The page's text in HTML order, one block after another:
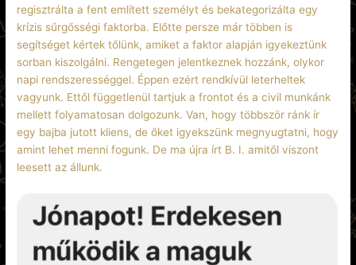
regisztrálta a fent említett személyt és bekategorizálta egy
krízis sűrgősségi faktorba. Előtte persze már többen is
segítséget kértek tőlünk, amiket a faktor alapján igyekeztünk
sorban kiszolgálni. Rengetegen jelentkeznek hozzánk, olykor
napi rendszerességgel. Éppen ezért rendkívül leterheltek
vagyunk. Ettől függetlenül tartjuk a frontot és a civil munkánk
mellett folyamatosan dolgozunk. Van, hogy többször ránk ír
egy bajba jutott kliens, de őket igyekszünk megnyugtatni, hogy
amint lehet menni fogunk. De ma újra írt B. I. amitől viszont
leesett az állunk.